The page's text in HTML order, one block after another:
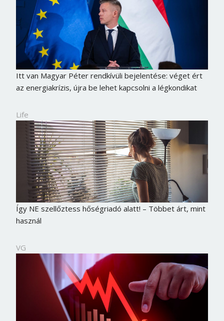
Itt van Magyar Péter rendkívüli bejelentése: véget ért
az energiakrízis, újra be lehet kapcsolni a légkondikat
Life
Így NE szellőztess hőségriadó alatt! – Többet árt, mint
használ
VG